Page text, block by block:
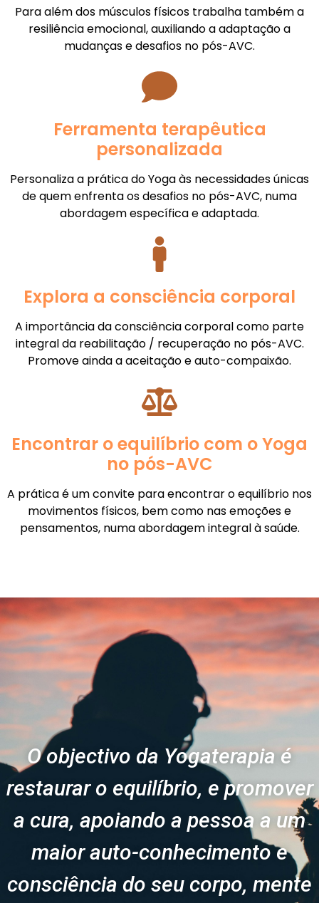
Para além dos músculos físicos trabalha também a
resiliência emocional, auxiliando a adaptação a
mudanças e desafios no pós-AVC.
Ferramenta terapêutica
personalizada
Personaliza a prática do Yoga às necessidades únicas
de quem enfrenta os desafios no pós-AVC, numa
abordagem específica e adaptada.
Explora a consciência corporal
A importância da consciência corporal como parte
integral da reabilitação / recuperação no pós-AVC.
Promove ainda a aceitação e auto-compaixão.
Encontrar o equilíbrio com o Yoga
no pós-AVC
A prática é um convite para encontrar o equilíbrio nos
movimentos físicos, bem como nas emoções e
pensamentos, numa abordagem integral à saúde.
O objectivo da Yogaterapia é
restaurar o equilíbrio, e promover
a cura, apoiando a pessoa a um
maior auto-conhecimento e
consciência do seu corpo, mente